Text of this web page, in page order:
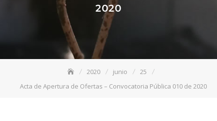
2020
2020 junio
25
Acta de Apertura de Ofertas – Convocatoria Pública 010 de 2020